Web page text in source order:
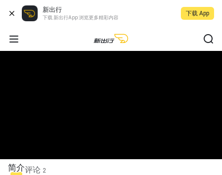
新出行
下载 新出行App 浏览更多精彩内容
下载 App
简介评论 2